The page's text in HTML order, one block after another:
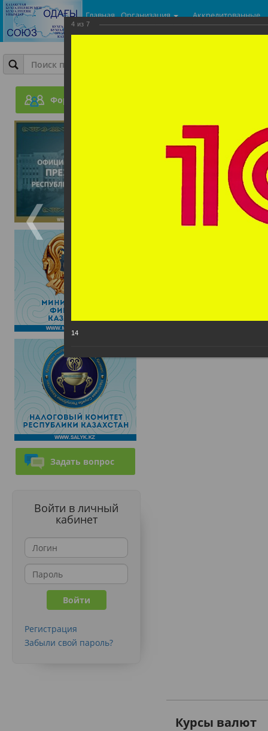
Главная Организация
Аккредитованные
центры
Форум
Задать вопрос
Войти в личный
кабинет
Регистрация
Забыли свой пароль?
Курсы валют
4 из 7
14